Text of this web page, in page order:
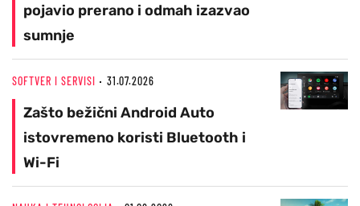
pojavio prerano i odmah izazvao
sumnje
SOFTVER I SERVISI 31.07.2026
Zašto bežični Android Auto
istovremeno koristi Bluetooth i
Wi-Fi